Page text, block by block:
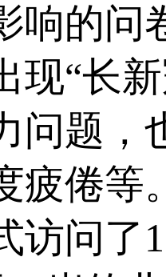
响的
现“长
问题，
疲倦等
访问了